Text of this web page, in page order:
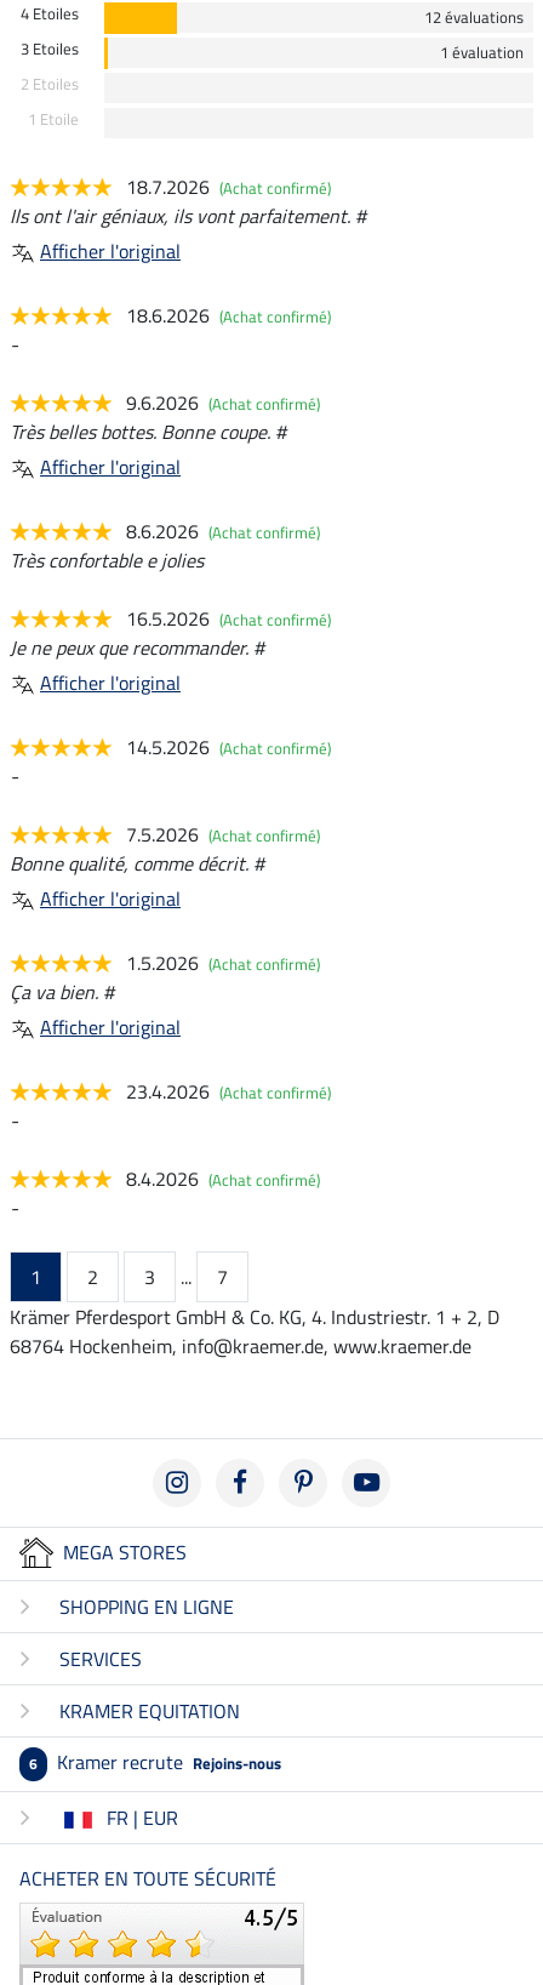
4 Etoiles
12 évaluations
3 Etoiles
1 évaluation
2 Etoiles
1 Etoile
18.7.2026 (Achat confirmé)
Ils ont l'air géniaux, ils vont parfaitement. #
Afficher l'original
18.6.2026 (Achat confirmé)
-
9.6.2026 (Achat confirmé)
Très belles bottes. Bonne coupe. #
Afficher l'original
8.6.2026 (Achat confirmé)
Très confortable e jolies
16.5.2026 (Achat confirmé)
Je ne peux que recommander. #
Afficher l'original
14.5.2026 (Achat confirmé)
-
7.5.2026 (Achat confirmé)
Bonne qualité, comme décrit. #
Afficher l'original
1.5.2026 (Achat confirmé)
Ça va bien. #
Afficher l'original
23.4.2026 (Achat confirmé)
-
8.4.2026 (Achat confirmé)
-
1 2 3 ...
7
Krämer Pferdesport GmbH & Co. KG, 4. Industriestr. 1 + 2, D
68764 Hockenheim, info@kraemer.de, www.kraemer.de
MEGA STORES
SHOPPING EN LIGNE
SERVICES
KRAMER EQUITATION
6 Kramer recrute Rejoins-nous
FR | EUR
ACHETER EN TOUTE SÉCURITÉ